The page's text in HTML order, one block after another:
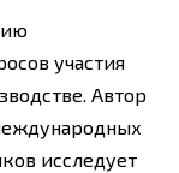
участия
Автор
исследует